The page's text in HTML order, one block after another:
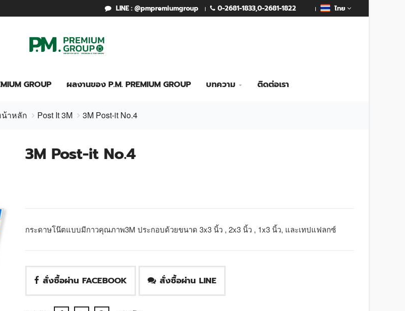
LINE : @pmpremiumgroup 0-2681-1833,0-2681-1822 ไทย
GROUP ผลงานของ P.M. PREMIUM GROUP บทความ ติดต่อเรา
าหลัก Post It 3M 3M Post-it No.4
3M Post-it No.4
กระดาษโน๊ตแบบมีกาวคุณภาพ3M ประกอบด้วยขนาด 3x3 นิ้ว , 2x3 นิ้ว , 1x3 นิ้ว, และเทปแฟลกซ์
สั่งซื้อผ่าน FACEBOOK สั่งซื้อผ่าน LINE